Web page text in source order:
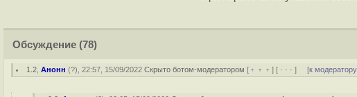
Обсуждение (78)
1.2 ,Анонн (?), 22:57, 15/09/2022Скрыто ботом-модератором [ ﹢﹢﹢] [ · · ·] [к модератору